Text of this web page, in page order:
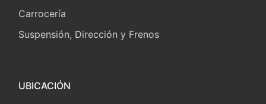
Carrocería
Suspensión, Dirección y Frenos
UBICACIÓN